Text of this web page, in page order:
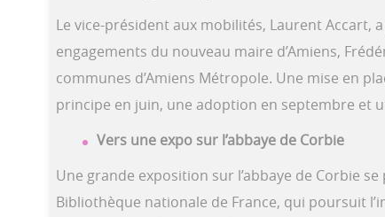
Le vice-président aux mobilités, Laurent
engagements du nouveau maire d’Amiens,
communes d’Amiens Métropole. Une mise en
principe en juin, une adoption en septembre et
Vers une expo sur l’abbaye de Corbie
Une grande exposition sur l’abbaye de Corbie
Bibliothèque nationale de France, qui poursuit